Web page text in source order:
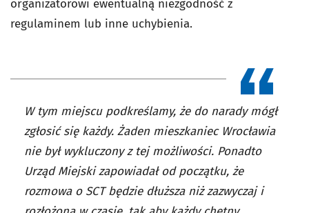
organizatorowi ewentualną niezgodność z
regulaminem lub inne uchybienia.
W tym miejscu podkreślamy, że do narady mógł
zgłosić się każdy. Żaden mieszkaniec Wrocławia
nie był wykluczony z tej możliwości. Ponadto
Urząd Miejski zapowiadał od początku, że
rozmowa o SCT będzie dłuższa niż zazwyczaj i